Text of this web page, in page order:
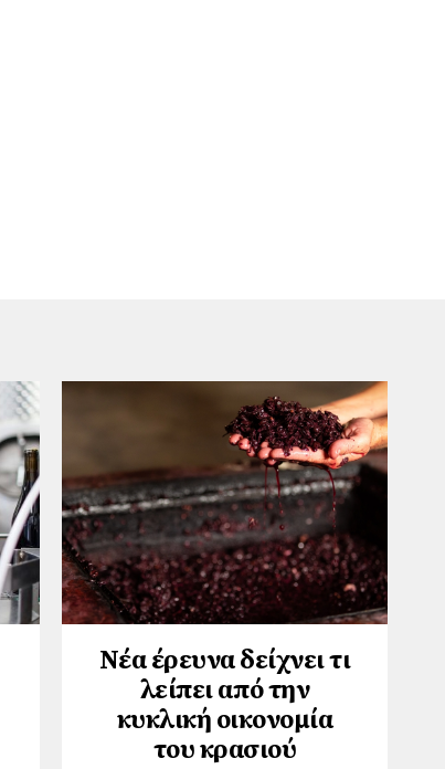
Νέα έρευνα δείχνει τι
λείπει από την
κυκλική οικονομία
του κρασιού